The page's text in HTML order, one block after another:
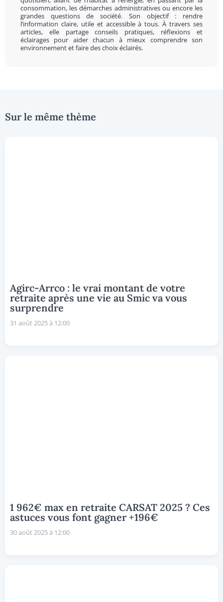
consommation, les démarches administratives ou encore les
grandes questions de société. Son objectif : rendre
l’information claire, utile et accessible à tous. À travers ses
articles, elle partage conseils pratiques, réflexions et
éclairages pour aider chacun à mieux comprendre son
environnement et faire des choix éclairés.
Sur le même thème
Agirc-Arrco : le vrai montant de votre
retraite après une vie au Smic va vous
surprendre
31 août 2025 à 12:00
1 962€ max en retraite CARSAT 2025 ? Ces
astuces vous font gagner +196€
30 août 2025 à 12:00